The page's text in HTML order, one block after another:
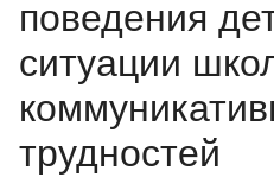
поведения
ситуации
трудностей